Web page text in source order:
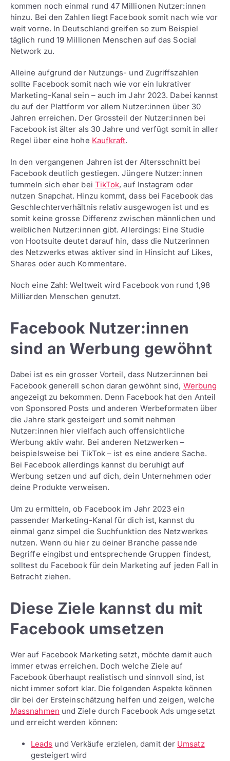
kommen noch einmal rund 47 Millionen Nutzer:innen
hinzu. Bei den Zahlen liegt Facebook somit nach wie vor
weit vorne. In Deutschland greifen so zum Beispiel
täglich rund 19 Millionen Menschen auf das Social
Network zu.
Alleine aufgrund der Nutzungs- und Zugriffszahlen
sollte Facebook somit nach wie vor ein lukrativer
Marketing-Kanal sein – auch im Jahr 2023. Dabei kannst
du auf der Plattform vor allem Nutzer:innen über 30
Jahren erreichen. Der Grossteil der Nutzer:innen bei
Facebook ist älter als 30 Jahre und verfügt somit in aller
Regel über eine hohe Kaufkraft.
In den vergangenen Jahren ist der Altersschnitt bei
Facebook deutlich gestiegen. Jüngere Nutzer:innen
tummeln sich eher bei TikTok, auf Instagram oder
nutzen Snapchat. Hinzu kommt, dass bei Facebook das
Geschlechterverhältnis relativ ausgewogen ist und es
somit keine grosse Differenz zwischen männlichen und
weiblichen Nutzer:innen gibt. Allerdings: Eine Studie
von Hootsuite deutet darauf hin, dass die Nutzerinnen
des Netzwerks etwas aktiver sind in Hinsicht auf Likes,
Shares oder auch Kommentare.
Noch eine Zahl: Weltweit wird Facebook von rund 1,98
Milliarden Menschen genutzt.
Facebook Nutzer:innen
sind an Werbung gewöhnt
Dabei ist es ein grosser Vorteil, dass Nutzer:innen bei
Facebook generell schon daran gewöhnt sind, Werbung
angezeigt zu bekommen. Denn Facebook hat den Anteil
von Sponsored Posts und anderen Werbeformaten über
die Jahre stark gesteigert und somit nehmen
Nutzer:innen hier vielfach auch offensichtliche
Werbung aktiv wahr. Bei anderen Netzwerken –
beispielsweise bei TikTok – ist es eine andere Sache.
Bei Facebook allerdings kannst du beruhigt auf
Werbung setzen und auf dich, dein Unternehmen oder
deine Produkte verweisen.
Um zu ermitteln, ob Facebook im Jahr 2023 ein
passender Marketing-Kanal für dich ist, kannst du
einmal ganz simpel die Suchfunktion des Netzwerkes
nutzen. Wenn du hier zu deiner Branche passende
Begriffe eingibst und entsprechende Gruppen findest,
solltest du Facebook für dein Marketing auf jeden Fall in
Betracht ziehen.
Diese Ziele kannst du mit
Facebook umsetzen
Wer auf Facebook Marketing setzt, möchte damit auch
immer etwas erreichen. Doch welche Ziele auf
Facebook überhaupt realistisch und sinnvoll sind, ist
nicht immer sofort klar. Die folgenden Aspekte können
dir bei der Ersteinschätzung helfen und zeigen, welche
Massnahmen und Ziele durch Facebook Ads umgesetzt
und erreicht werden können:
Leads und Verkäufe erzielen, damit der Umsatz
gesteigert wird